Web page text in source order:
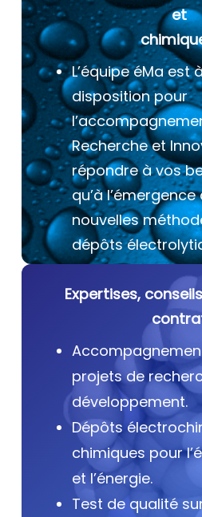
et
L’équipe éMa est
disposition pour
Recherche et
répondre à vos
qu’à l’émergence
nouvelles
dépôts
Expertises,
projets de
développement.
Dépôts
chimiques pour
et l’énergie.
Test de qualité